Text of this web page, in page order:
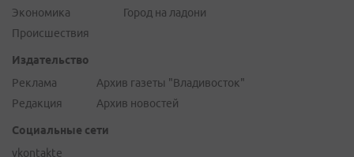
Экономика
Происшествия
Город на ладони
Издательство
Реклама
Редакция
Архив газеты "Владивосток"
Архив новостей
Социальные сети
vkontakte